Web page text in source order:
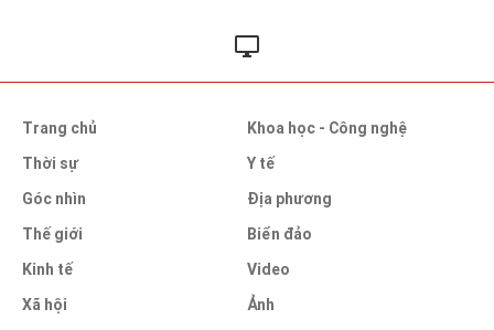
Trang chủ
Thời sự
Góc nhìn
Thế giới
Kinh tế
Xã hội
Khoa học - Công nghệ
Y tế
Địa phương
Biển đảo
Video
Ảnh